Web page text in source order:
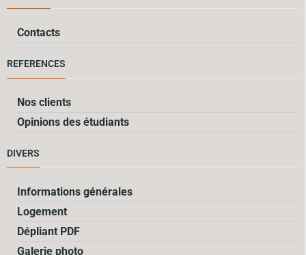
Contacts
REFERENCES
Nos clients
Opinions des étudiants
DIVERS
Informations générales
Logement
Dépliant PDF
Galerie photo